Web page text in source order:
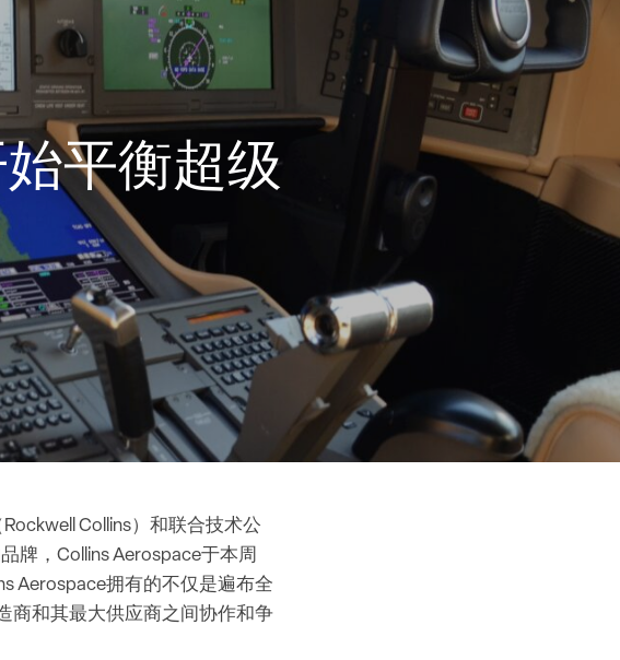
平衡超级
Collins）和联合技术公
牌，Collins Aerospace于本周
Aerospace拥有的不仅是遍布全
商和其最大供应商之间协作和争